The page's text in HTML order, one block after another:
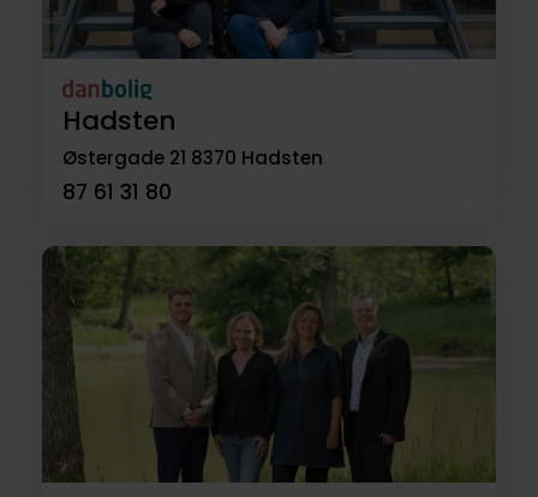
Hadsten
Østergade 21 8370 Hadsten
87 61 31 80